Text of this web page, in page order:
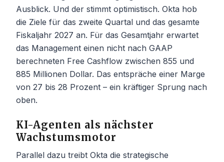
Ausblick. Und der stimmt optimistisch. Okta hob
die Ziele für das zweite Quartal und das gesamte
Fiskaljahr 2027 an. Für das Gesamtjahr erwartet
das Management einen nicht nach GAAP
berechneten Free Cashflow zwischen 855 und
885 Millionen Dollar. Das entspräche einer Marge
von 27 bis 28 Prozent – ein kräftiger Sprung nach
oben.
KI-Agenten als nächster
Wachstumsmotor
Parallel dazu treibt Okta die strategische